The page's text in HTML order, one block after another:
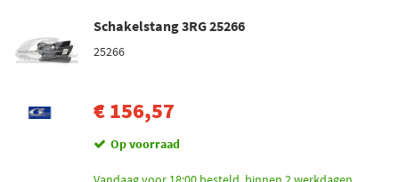
Schakelstang 3RG 25266
25266
€ 156,57
Op voorraad